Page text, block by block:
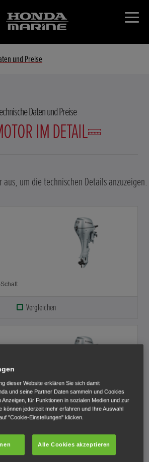
und Preise
Daten und Preise
IM DETAIL
aus, um die technischen Details anzuzeigen.
Vergleichen
dieser Website erklären Sie sich damit
und seine Partner Daten sammeln und Cookies
für Funktionen in sozialen Medien und zur
können jederzeit mehr erfahren und Ihre Auswahl
"Cookie-Einstellungen" klicken.
Alle Cookies akzeptieren